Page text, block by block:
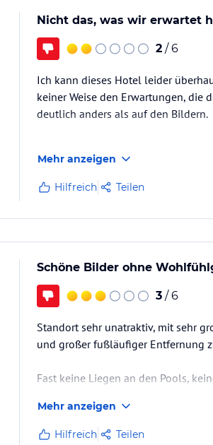
Nicht das, was wir erwartet
2 / 6
Ich kann dieses Hotel leider
keiner Weise den Erwartungen, die
deutlich anders als auf den Bildern.
sind – wurde uns ein sehr weit
äußerst unpraktisch.
Besonders…
Mehr anzeigen
Hilfreich Teilen
Schöne Bilder ohne
3 / 6
Standort sehr unatraktiv, mit sehr
und großer fußläufiger Entfernung
Fast keine Liegen an den Pools,
Sauberkeit der Zimmer war o.k.
Mehr anzeigen
Hilfreich Teilen